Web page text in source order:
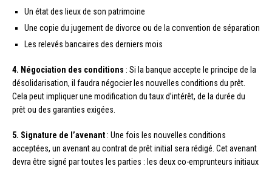
Un état des lieux de son patrimoine
Une copie du jugement de divorce ou de la convention de séparation
Les relevés bancaires des derniers mois
4. Négociation des conditions : Si la banque accepte le principe de la
désolidarisation, il faudra négocier les nouvelles conditions du prêt.
Cela peut impliquer une modification du taux d’intérêt, de la durée du
prêt ou des garanties exigées.
5. Signature de l’avenant : Une fois les nouvelles conditions
acceptées, un avenant au contrat de prêt initial sera rédigé. Cet avenant
devra être signé par toutes les parties : les deux co-emprunteurs initiaux